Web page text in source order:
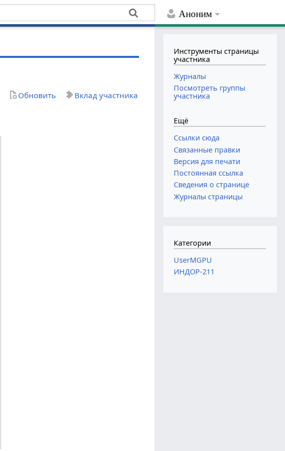
Аноним
Обновить Вклад участника
Инструменты страницы
участника
Журналы
Посмотреть группы
участника
Ещё
Ссылки сюда
Связанные правки
Версия для печати
Постоянная ссылка
Сведения о странице
Журналы страницы
Категории
UserMGPU
ИНДОР-211